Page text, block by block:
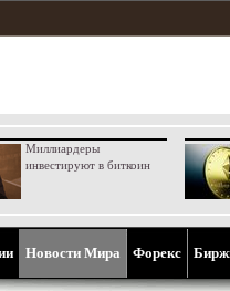
Миллиардеры
инвестируют в биткоин
Новости Мира Форекс